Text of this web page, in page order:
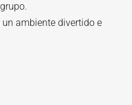
ambiente divertido e